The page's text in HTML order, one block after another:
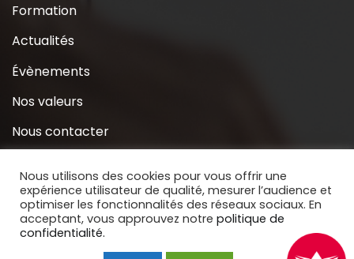
Formation
Actualités
Évènements
Nos valeurs
Nous contacter
S’inscrire à la Newsletter
Nous soutenir
Nous utilisons des cookies pour vous offrir une
expérience utilisateur de qualité, mesurer l’audience et
optimiser les fonctionnalités des réseaux sociaux. En
acceptant, vous approuvez notre politique de
confidentialité.